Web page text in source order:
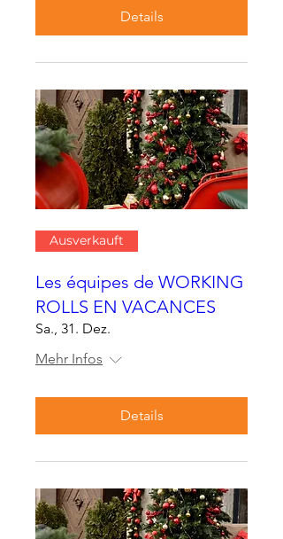
Details
Ausverkauft
Les équipes de WORKING
ROLLS EN VACANCES
Sa., 31. Dez.
Mehr Infos
Details